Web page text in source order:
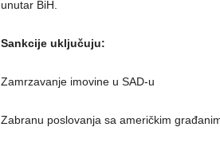
unutar BiH.
Sankcije uključuju:
Zamrzavanje imovine u SAD-u
Zabranu poslovanja sa američkim